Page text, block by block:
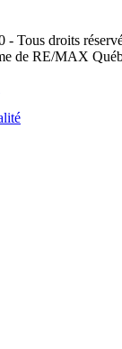
Tous droits
de RE/MAX